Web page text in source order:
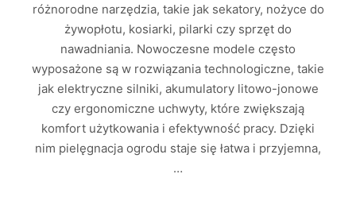
różnorodne narzędzia, takie jak sekatory, nożyce do
żywopłotu, kosiarki, pilarki czy sprzęt do
nawadniania. Nowoczesne modele często
wyposażone są w rozwiązania technologiczne, takie
jak elektryczne silniki, akumulatory litowo-jonowe
czy ergonomiczne uchwyty, które zwiększają
komfort użytkowania i efektywność pracy. Dzięki
nim pielęgnacja ogrodu staje się łatwa i przyjemna,
…